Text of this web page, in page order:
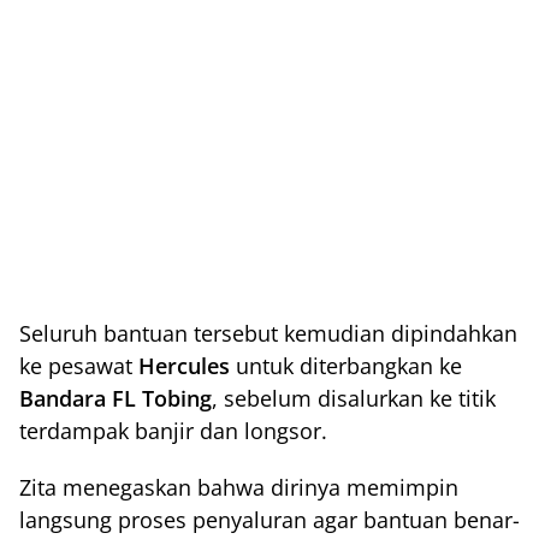
Seluruh bantuan tersebut kemudian dipindahkan
ke pesawat Hercules untuk diterbangkan ke
Bandara FL Tobing, sebelum disalurkan ke titik
terdampak banjir dan longsor.
Zita menegaskan bahwa dirinya memimpin
langsung proses penyaluran agar bantuan benar-